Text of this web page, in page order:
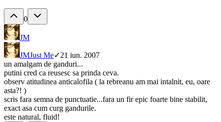
0
JM
JMJust Me✓21 iun. 2007
un amalgam de ganduri...
putini cred ca reusesc sa prinda ceva.
observ atitudinea anticalofila ( la rebreanu am mai intalnit, eu, oare
asta?! )
scris fara semna de punctuatie...fara un fir epic foarte bine stabilit,
exact asa cum curg gandurile.
este natural, fluid!